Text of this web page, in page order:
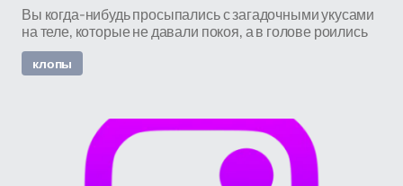
Вы когда-нибудь просыпались с загадочными укусами
на теле, которые не давали покоя, а в голове роились
клопы